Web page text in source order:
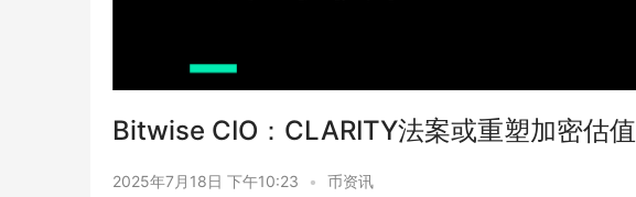
Bitwise CIO：CLARITY法案或重塑加密估值
2025年7月18日 下午10:23 • 币资讯